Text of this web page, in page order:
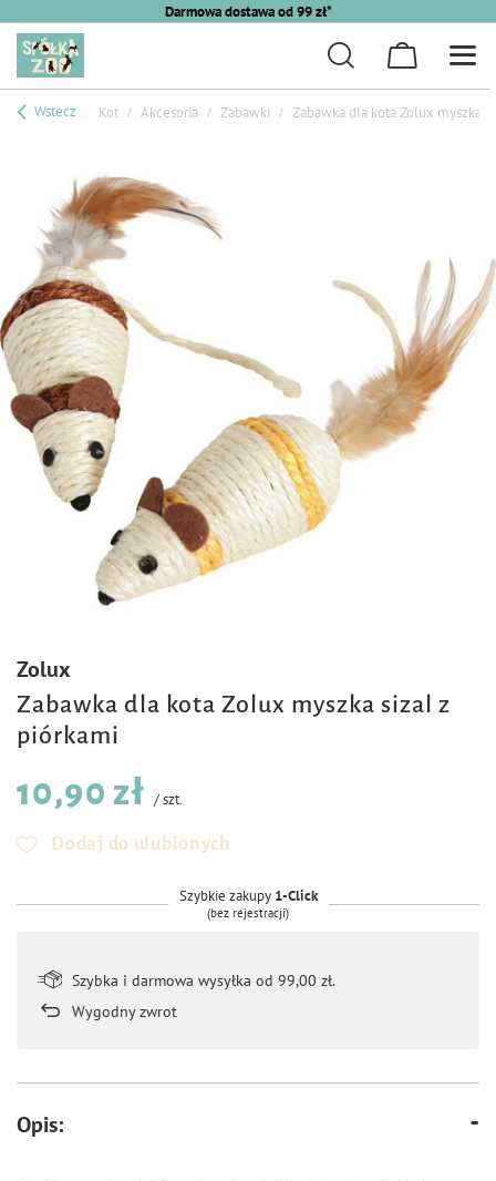
Darmowa dostawa od 99 zł*
Wstecz Kot Akcesoria Zabawki Zabawka dla kota Zolux myszka
Zolux
Zabawka dla kota Zolux myszka sizal z
piórkami
10,90 zł /szt.
Dodaj do ulubionych
Szybkie zakupy 1-Click
(bez rejestracji)
Szybka i darmowa wysyłka od 99,00 zł.
Wygodny zwrot
Opis: